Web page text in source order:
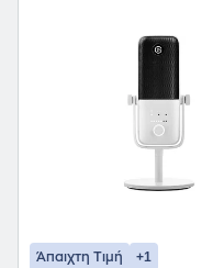
Άπαιχτη Τιμή +1